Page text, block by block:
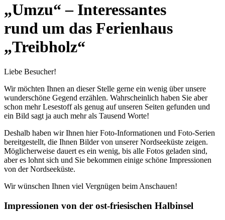
„Umzu“ – Interessantes
rund um das Ferienhaus
„Treibholz“
Liebe Besucher!
Wir möchten Ihnen an dieser Stelle gerne ein wenig über unsere
wunderschöne Gegend erzählen. Wahrscheinlich haben Sie aber
schon mehr Lesestoff als genug auf unseren Seiten gefunden und
ein Bild sagt ja auch mehr als Tausend Worte!
Deshalb haben wir Ihnen hier Foto-Informationen und Foto-Serien
bereitgestellt, die Ihnen Bilder von unserer Nordseeküste zeigen.
Möglicherweise dauert es ein wenig, bis alle Fotos geladen sind,
aber es lohnt sich und Sie bekommen einige schöne Impressionen
von der Nordseeküste.
Wir wünschen Ihnen viel Vergnügen beim Anschauen!
Impressionen von der ost-friesischen Halbinsel